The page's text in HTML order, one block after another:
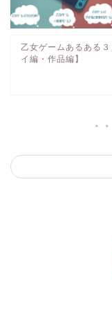
乙女ゲームあるある
イ編・作品編】